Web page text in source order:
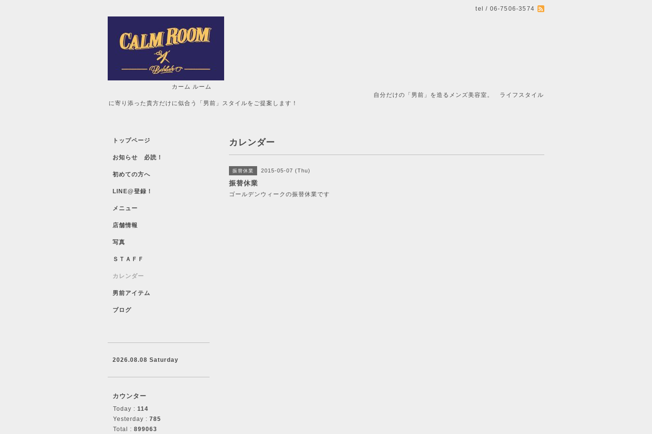
tel / 06-7506-3574
カーム ルーム
自分だけの「男前」を造るメンズ美容室。 ライフスタイル
に寄り添った貴方だけに似合う「男前」スタイルをご提案します！
カレンダー
振替休業 2015-05-07 (Thu)
振替休業
ゴールデンウィークの振替休業です
トップページ
お知らせ 必読！
初めての方へ
LINE@登録！
メニュー
店舗情報
写真
ＳＴＡＦＦ
カレンダー
男前アイテム
ブログ
2026.08.08 Saturday
カウンター
Today : 114
Yesterday : 785
Total : 899063